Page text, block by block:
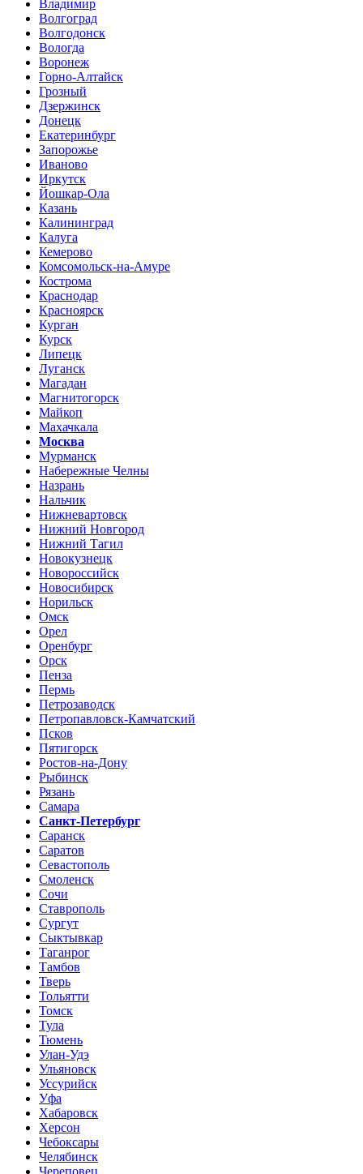
Владимир
Волгоград
Волгодонск
Вологда
Воронеж
Горно-Алтайск
Грозный
Дзержинск
Донецк
Екатеринбург
Запорожье
Иваново
Иркутск
Йошкар-Ола
Казань
Калининград
Калуга
Кемерово
Комсомольск-на-Амуре
Кострома
Краснодар
Красноярск
Курган
Курск
Липецк
Луганск
Магадан
Магнитогорск
Майкоп
Махачкала
Москва
Мурманск
Набережные Челны
Назрань
Нальчик
Нижневартовск
Нижний Новгород
Нижний Тагил
Новокузнецк
Новороссийск
Новосибирск
Норильск
Омск
Орел
Оренбург
Орск
Пенза
Пермь
Петрозаводск
Петропавловск-Камчатский
Псков
Пятигорск
Ростов-на-Дону
Рыбинск
Рязань
Самара
Санкт-Петербург
Саранск
Саратов
Севастополь
Смоленск
Сочи
Ставрополь
Сургут
Сыктывкар
Таганрог
Тамбов
Тверь
Тольятти
Томск
Тула
Тюмень
Улан-Удэ
Ульяновск
Уссурийск
Уфа
Хабаровск
Херсон
Чебоксары
Челябинск
Череповец